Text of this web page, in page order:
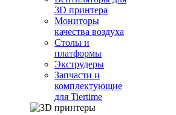
3D принтера
Мониторы
качества воздуха
Столы и
платформы
Экструдеры
Запчасти и
комплектующие
для Tiertime